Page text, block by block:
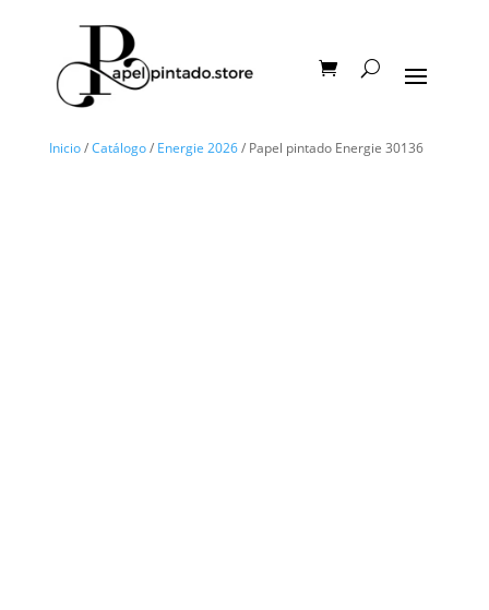
Inicio/Catálogo/ Energie 2026/ Papel pintado Energie 30136